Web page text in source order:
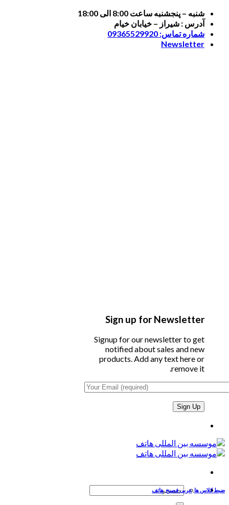
Skip
content
شنبه – پنجشنبه ساعت 8:00 الی 18:00
آدرس : شیراز – خیابان خیام
شماره تماس: 09365529920
Newsletter
Sign up for Newsletter
Signup for our newsletter to get
notified about sales and new
products. Add any text here or
remove it.
جستجو
ضبط کلاس ها ,عربی فصیح,هاتف